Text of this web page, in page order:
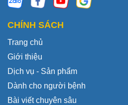
CHÍNH SÁCH
Trang chủ
Giới thiệu
Dịch vụ - Sản phẩm
Dành cho người bệnh
Bài viết chuyên sâu